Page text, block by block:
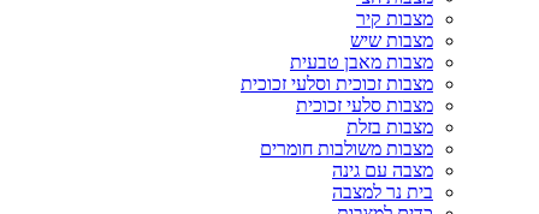
מצבות קיר
מצבות שיש
מצבות מאבן טבעית
מצבות זכוכית וסלעי זכוכית
מצבות סלעי זכוכית
מצבות בזלת
מצבות משולבות חומרים
מצבה עם גינה
בית נר למצבה